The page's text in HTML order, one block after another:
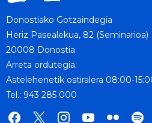
Donostiako Gotzaindegia
Heriz Pasealekua, 82 (Seminarioa)
20008 Donostia
Arreta ordutegia:
Astelehenetik ostiralera 08:00-
Tel.: 943 285 000
facebook
x instagramyoutube
flickr